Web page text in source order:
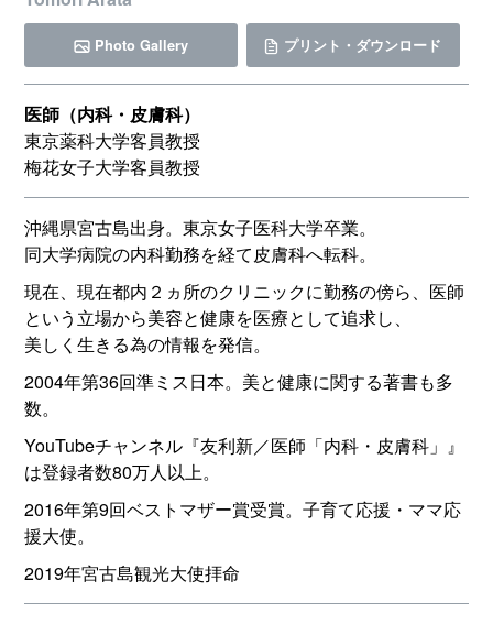
Photo Gallery プリント・ダウンロード
医師（内科・皮膚科）
東京薬科大学客員教授
梅花女子大学客員教授
沖縄県宮古島出身。東京女子医科大学卒業。
同大学病院の内科勤務を経て皮膚科へ転科。
現在、現在都内２ヵ所のクリニックに勤務の傍ら、医師
という立場から美容と健康を医療として追求し、
美しく生きる為の情報を発信。
2004年第36回準ミス日本。美と健康に関する著書も多
数。
YouTubeチャンネル『友利新／医師「内科・皮膚科」』
は登録者数80万人以上。
2016年第9回ベストマザー賞受賞。子育て応援・ママ応
援大使。
2019年宮古島観光大使拝命